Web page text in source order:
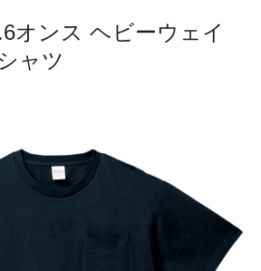
オンス ヘビーウェイ
ャツ